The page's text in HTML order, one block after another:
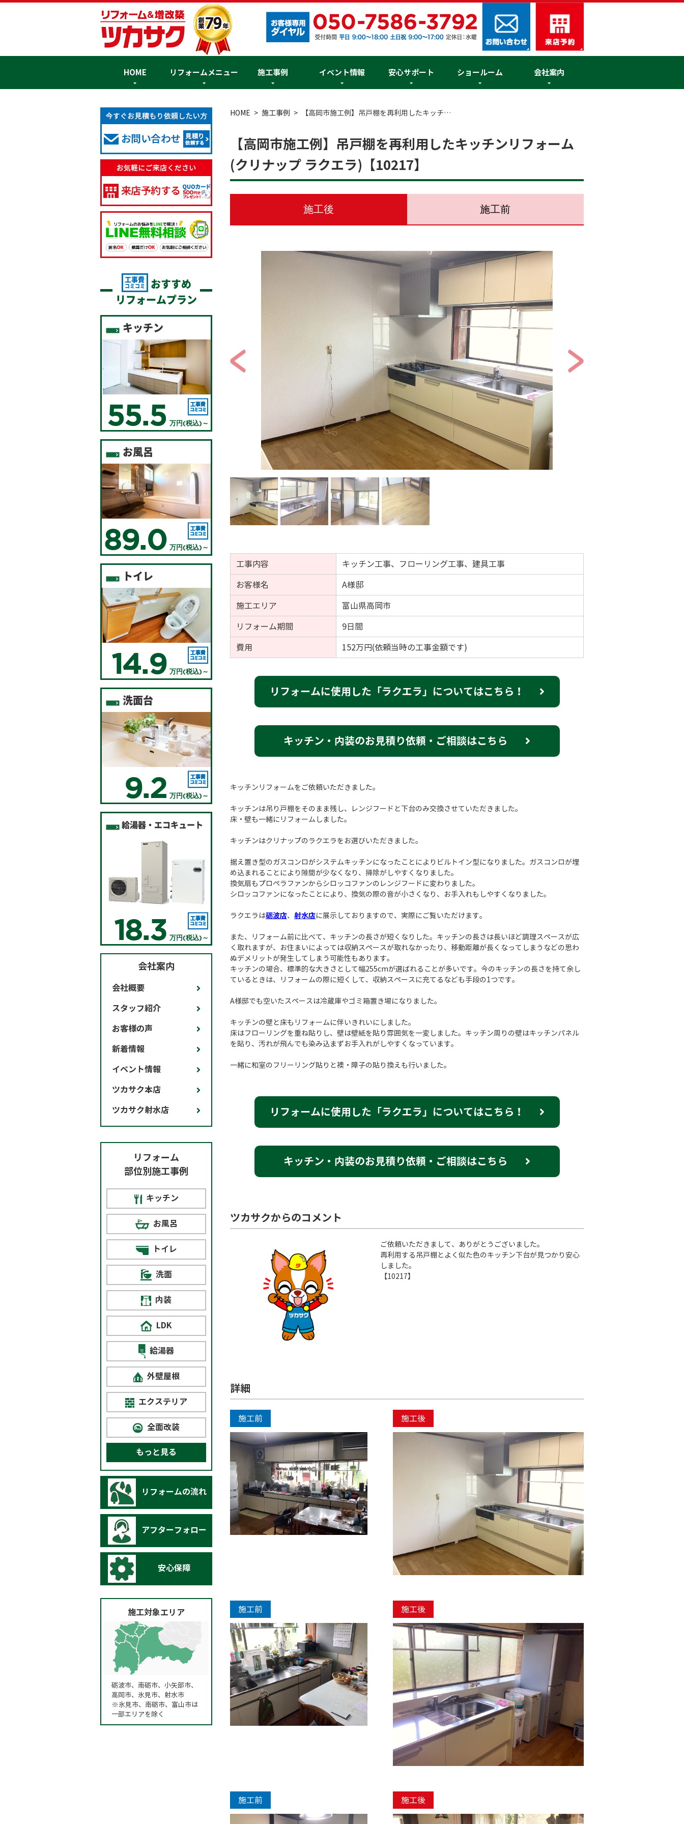
HOME リフォームメニュー 施工事例 イベント情報 安心サポート ショールーム 会社案内
HOME 施工事例 【高岡市施工例】吊戸棚を再利用したキッチ…
【高岡市施工例】吊戸棚を再利用したキッチンリフォーム
(クリナップ ラクエラ)【10217】
施工後 施工前
工事内容 キッチン工事、フローリング工事、建具工事
お客様名 A様邸
施工エリア 富山県高岡市
リフォーム期間 9日間
費用 152万円(依頼当時の工事金額です)
リフォームに使用した「ラクエラ」についてはこちら！
キッチン・内装のお見積り依頼・ご相談はこちら
キッチンリフォームをご依頼いただきました。
キッチンは吊り戸棚をそのまま残し、レンジフードと下台のみ交換させていただきました。
床・壁も一緒にリフォームしました。
キッチンはクリナップのラクエラをお選びいただきました。
据え置き型のガスコンロがシステムキッチンになったことによりビルトイン型になりました。ガスコンロが埋
め込まれることにより隙間が少なくなり、掃除がしやすくなりました。
換気扇もプロペラファンからシロッコファンのレンジフードに変わりました。
シロッコファンになったことにより、換気の際の音が小さくなり、お手入れもしやすくなりました。
ラクエラは砺波店、 射水店に展示しておりますので、実際にご覧いただけます。
また、リフォーム前に比べて、キッチンの長さが短くなりした。キッチンの長さは長いほど調理スペースが広
く取れますが、お住まいによっては収納スペースが取れなかったり、移動距離が長くなってしまうなどの思わ
ぬデメリットが発生してしまう可能性もあります。
キッチンの場合、標準的な大きさとして幅255cmが選ばれることが多いです。今のキッチンの長さを持て余し
ているときは、リフォームの際に短くして、収納スペースに充てるなども手段の1つです。
A様邸でも空いたスペースは冷蔵庫やゴミ箱置き場になりました。
キッチンの壁と床もリフォームに伴いきれいにしました。
床はフローリングを重ね貼りし、壁は壁紙を貼り雰囲気を一変しました。キッチン周りの壁はキッチンパネル
を貼り、汚れが飛んでも染み込まずお手入れがしやすくなっています。
一緒に和室のフリーリング貼りと襖・障子の貼り換えも行いました。
リフォームに使用した「ラクエラ」についてはこちら！
キッチン・内装のお見積り依頼・ご相談はこちら
ツカサクからのコメント
ご依頼いただきまして、ありがとうございました。
再利用する吊戸棚とよく似た色のキッチン下台が見つかり安心
しました。
【10217】
詳細
施工前 施工後
施工前 施工後
施工前 施工後
工事費
コミコミ
おすすめ
リフォームプラン
キッチン
55.5 万円(税込)～
お風呂
89.0 万円(税込)～
トイレ
14.9 万円(税込)～
洗面台
9.2 万円(税込)～
給湯器・エコキュート
18.3 万円(税込)～
会社案内
会社概要
スタッフ紹介
お客様の声
新着情報
イベント情報
ツカサク本店
ツカサク射水店
リフォーム
部位別施工事例
キッチン
お風呂
トイレ
洗面
内装
LDK
給湯器
外壁屋根
エクステリア
全面改装
もっと見る
リフォームの流れ
アフターフォロー
安心保障
施工対象エリア
砺波市、南砺市、小矢部市、
高岡市、氷見市、射水市
※氷見市、南砺市、富山市は
一部エリアを除く